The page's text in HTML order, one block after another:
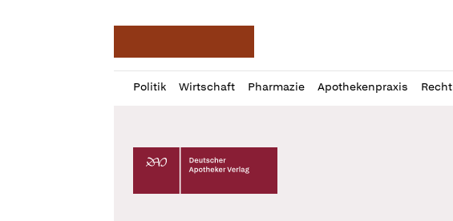
Politik Wirtschaft Pharmazie Apothekenpraxis Recht
Profil
öffnen
Daz
Pur
Deutscher Apotheker Verlag Logo